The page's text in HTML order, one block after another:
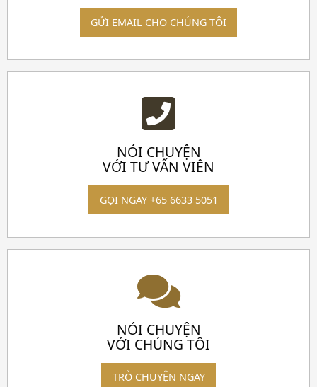
GỬI EMAIL CHO CHÚNG TÔI
NÓI CHUYỆN
VỚI TƯ VẤN VIÊN
GỌI NGAY +65 6633 5051
NÓI CHUYỆN
VỚI CHÚNG TÔI
TRÒ CHUYỆN NGAY